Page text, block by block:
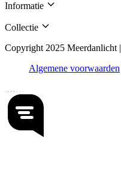
Informatie
Collectie
Copyright 2025 Meerdanlicht |
Algemene voorwaarden